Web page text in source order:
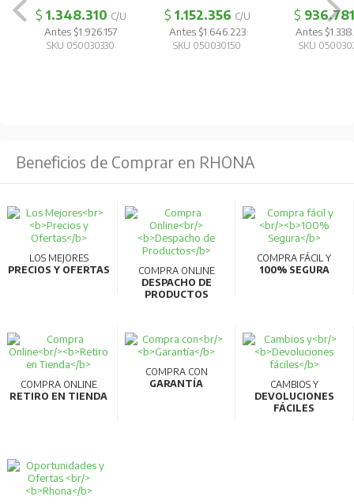
$ 1.348.310 C/U
Antes $1.926.157
SKU 050030330
$ 1.152.356 C/U
Antes $1.646.223
SKU 050030150
$ 936.781
Antes
SKU
Beneficios de Comprar en RHONA
LOS MEJORES
PRECIOS Y OFERTAS
COMPRA ONLINE
DESPACHO DE
PRODUCTOS
COMPRA FÁCIL Y
100% SEGURA
COMPRA ONLINE
RETIRO EN TIENDA
COMPRA CON
GARANTÍA
CAMBIOS Y
DEVOLUCIONES
FÁCILES